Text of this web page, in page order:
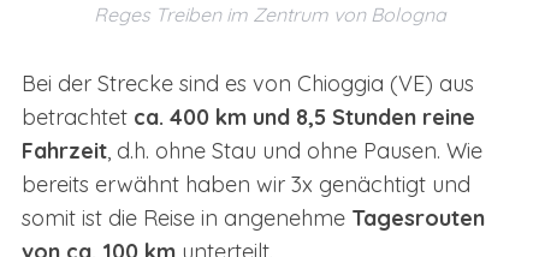
Reges Treiben im Zentrum von Bologna
Bei der Strecke sind es von Chioggia (VE) aus
betrachtet ca. 400 km und 8,5 Stunden reine
Fahrzeit, d.h. ohne Stau und ohne Pausen. Wie
bereits erwähnt haben wir 3x genächtigt und
somit ist die Reise in angenehme Tagesrouten
von ca. 100 kmunterteilt.